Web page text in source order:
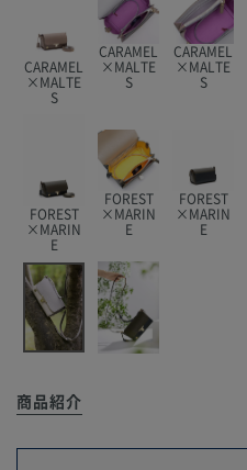
CARAMEL
×MALTE
S
CARAMEL
×MALTE
S
CARAMEL
×MALTE
S
FOREST
×MARIN
E
FOREST
×MARIN
E
FOREST
×MARIN
E
商品紹介